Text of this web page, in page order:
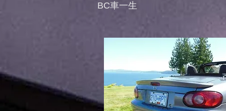
BC車一生